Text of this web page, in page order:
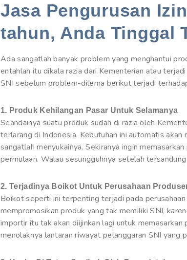
Jasa Pengurusan
tahun, Anda Tinggal
Ada sangatlah banyak problem yang menghantui
entahlah itu dikala razia dari Kementerian atau
SNI sebelum problem-dilema berikut terjadi
1. Produk Kehilangan Pasar Untuk Selamanya
Seandainya suatu produk sudah di razia oleh
terlarang di Indonesia. Kebutuhan ini automatis
sangatlah menyukainya. Sekiranya ingin
permulaan. Walau sesungguhnya setelah
2. Terjadinya Boikot Untuk Perusahaan
Boikot seperti ini terpenting terjadi pada
mempromosikan produk yang tak memiliki SNI,
importir itu tak akan diijinkan lagi untuk
menolaknya lantaran riwayat pelanggaran SNI yang